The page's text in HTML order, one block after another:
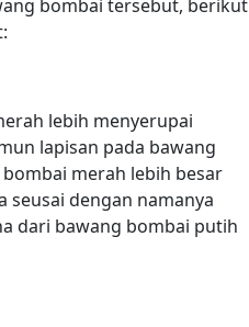
bombai tersebut, berikut
lebih menyerupai
lapisan pada bawang
merah lebih besar
dengan namanya
dari bawang bombai putih